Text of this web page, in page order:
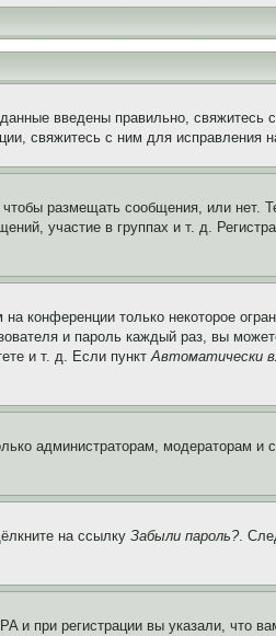
введены правильно, свяжитесь
свяжитесь с ним для исправления
размещать сообщения, или нет.
участие в группах и т. д.
конференции только некоторое
и пароль каждый раз, вы
и т. д. Если пунктАвтоматически
администраторам, модераторам
на ссылку Забыли пароль?.
и при регистрации вы указали, что